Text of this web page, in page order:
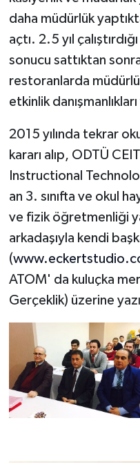
daha müdürlük
açtı. 2.5 yıl
sonucu sattıktan
restoranlarda
etkinlik
2015 yılında tekrar
kararı alıp, ODTÜ
Instructional
an 3. sınıfta ve okul
ve fizik öğretmenliği
arkadaşıyla kendi
(
ATOM' da kuluçka
Gerçeklik) üzerine